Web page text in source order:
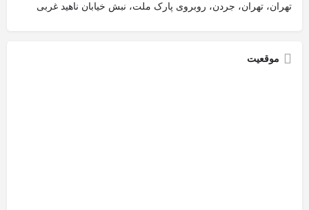
تهران، تهران، جردن، روبروی پارک ملت، نبش خیابان ناهید غربی
موقعیت